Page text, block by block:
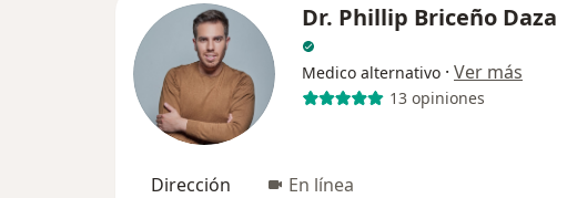
Dr. Phillip Briceño Daza
Medico alternativo · Ver más
13 opiniones
Dirección En línea